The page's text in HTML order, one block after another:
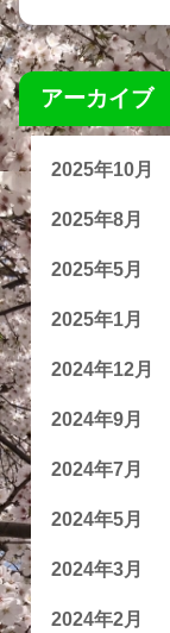
アーカイブ
2025年10月
2025年8月
2025年5月
2025年1月
2024年12月
2024年9月
2024年7月
2024年5月
2024年3月
2024年2月